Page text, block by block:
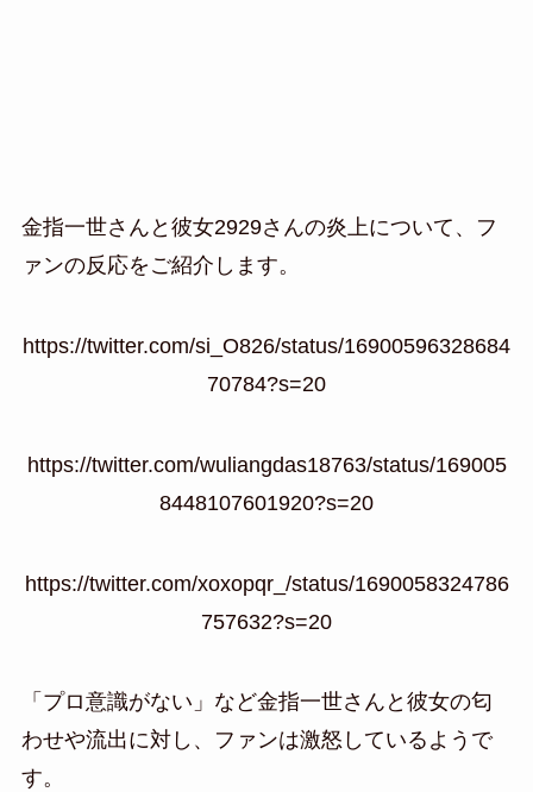
金指一世さんと彼女2929さんの炎上について、フ
ァンの反応をご紹介します。
https://twitter.com/si_O826/status/16900596328684
70784?s=20
https://twitter.com/wuliangdas18763/status/169005
8448107601920?s=20
https://twitter.com/xoxopqr_/status/1690058324786
757632?s=20
「プロ意識がない」など金指一世さんと彼女の匂
わせや流出に対し、ファンは激怒しているようで
す。